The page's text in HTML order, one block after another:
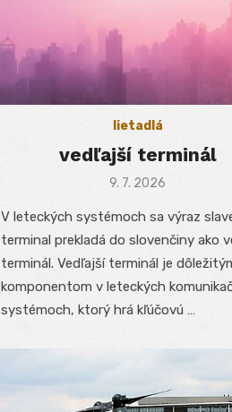
lietadlá
vedľajší terminál
Posted
9. 7. 2026
V leteckých systémoch sa výraz
terminal prekladá do slovenčiny ako
terminál. Vedľajší terminál je
komponentom v leteckých
systémoch, ktorý hrá kľúčovú …